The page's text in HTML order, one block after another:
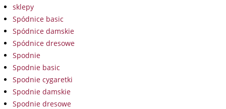
sklepy
Spódnice basic
Spódnice damskie
Spódnice dresowe
Spodnie
Spodnie basic
Spodnie cygaretki
Spodnie damskie
Spodnie dresowe